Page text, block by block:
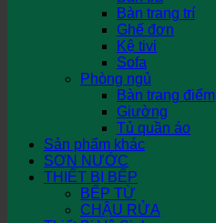
Bàn trang trí
Ghế đơn
Kệ tivi
Sofa
Phòng ngủ
Bàn trang điểm
Giường
Tủ quần áo
Sản phẩm khác
SƠN NƯỚC
THIẾT BỊ BẾP
BẾP TỪ
CHẬU RỬA